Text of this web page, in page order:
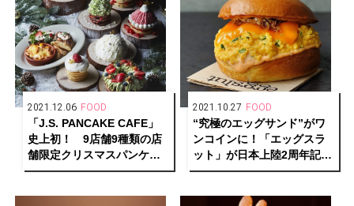
2021.12.06 FOOD
「J.S. PANCAKE CAFE」
史上初！ 9店舗9種類の店
舗限定クリスマスパンケー
キが登場。
2021.10.27 FOOD
“究極のエッグサンド”がワ
ンコインに！「エッグスラ
ット」が日本上陸2周年記念
キャンペーンを開催。